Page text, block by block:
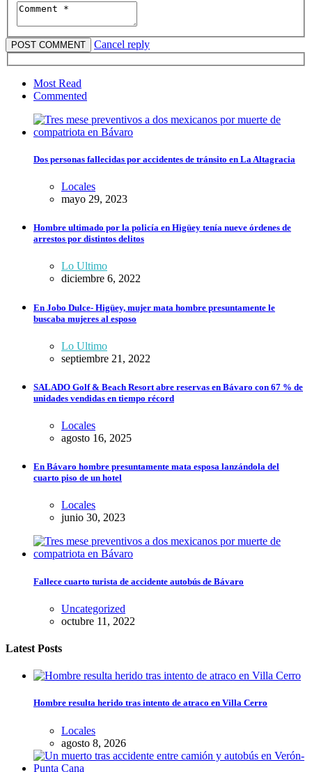
Cancel reply
Most Read
Commented
Dos personas fallecidas por accidentes de tránsito en La Altagracia
Locales
mayo 29, 2023
Hombre ultimado por la policía en Higüey tenía nueve órdenes de
arrestos por distintos delitos
Lo Ultimo
diciembre 6, 2022
En Jobo Dulce- Higüey, mujer mata hombre presuntamente le
buscaba mujeres al esposo
Lo Ultimo
septiembre 21, 2022
SALADO Golf & Beach Resort abre reservas en Bávaro con 67 % de
unidades vendidas en tiempo récord
Locales
agosto 16, 2025
En Bávaro hombre presuntamente mata esposa lanzándola del
cuarto piso de un hotel
Locales
junio 30, 2023
Fallece cuarto turista de accidente autobús de Bávaro
Uncategorized
octubre 11, 2022
Latest Posts
Hombre resulta herido tras intento de atraco en Villa Cerro
Locales
agosto 8, 2026